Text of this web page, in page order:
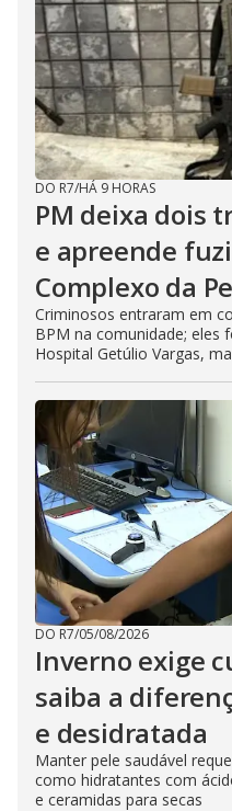
DO R7/HÁ 9 HORAS
PM deixa dois
e apreende
Complexo da
Criminosos entraram em
BPM na comunidade; eles
Hospital Getúlio Vargas,
DO R7/05/08/2026
Inverno exige
saiba a
e desidratada
Manter pele saudável
como hidratantes com
e ceramidas para secas